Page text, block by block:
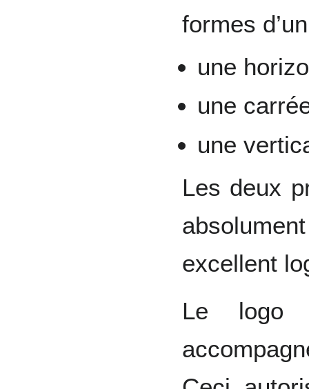
formes
une
une
une
Les deux
excellent
Le logo